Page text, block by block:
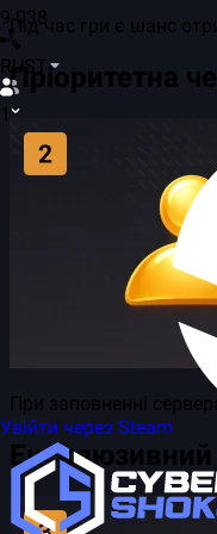
9 038
RUST
1
Увійти через Steam
Під час гри є шанс
Пріоритетна
При заповненні
Ексклюзивний